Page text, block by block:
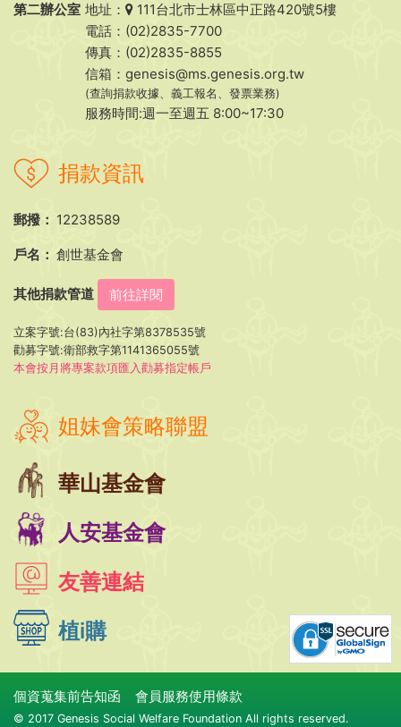
第二辦公室 地址：
111台北市士林區中正路420號5樓
電話：(02)2835-7700
傳真：(02)2835-8855
信箱： genesis@ms.genesis.org.tw
(查詢捐款收據、義工報名、發票業務)
服務時間:週一至週五 8:00~17:30
捐款資訊
郵撥： 12238589
戶名： 創世基金會
其他捐款管道 前往詳閱
立案字號:台(83)內社字第8378535號
勸募字號:衛部救字第1141365055號
本會按月將專案款項匯入勸募指定帳戶
姐妹會策略聯盟
華山基金會
人安基金會
友善連結
植i購
個資蒐集前告知函 會員服務使用條款
© 2017 Genesis Social Welfare Foundation All rights reserved.